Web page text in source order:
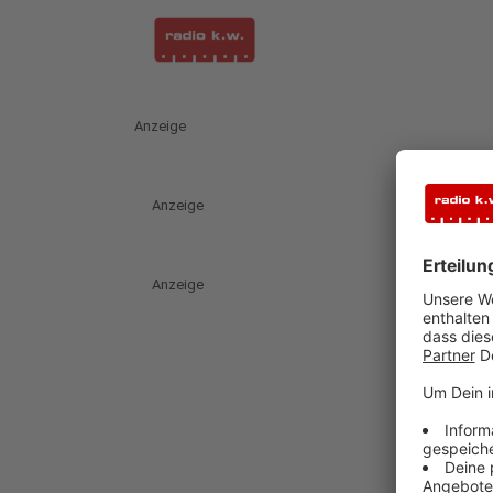
Anzeige
Anzeige
Anzeige